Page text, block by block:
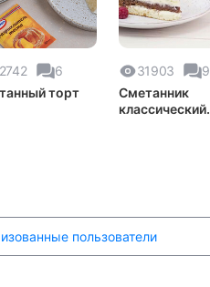
6
торт
31903
9
Сметанник
классический
пользователи